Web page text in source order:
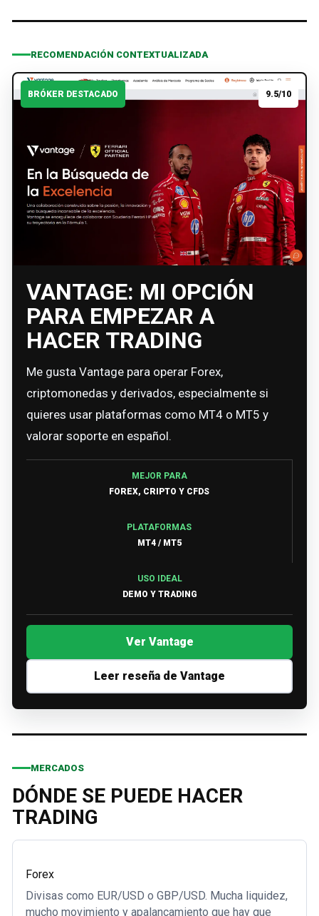
RECOMENDACIÓN CONTEXTUALIZADA
BRÓKER DESTACADO 9.5/10
VANTAGE: MI OPCIÓN
PARA EMPEZAR A
HACER TRADING
Me gusta Vantage para operar Forex,
criptomonedas y derivados, especialmente si
quieres usar plataformas como MT4 o MT5 y
valorar soporte en español.
MEJOR PARA
FOREX, CRIPTO Y CFDS
PLATAFORMAS
MT4 / MT5
USO IDEAL
DEMO Y TRADING
Ver Vantage
Leer reseña de Vantage
MERCADOS
DÓNDE SE PUEDE HACER
TRADING
Forex
Divisas como EUR/USD o GBP/USD. Mucha liquidez,
mucho movimiento y apalancamiento que hay que